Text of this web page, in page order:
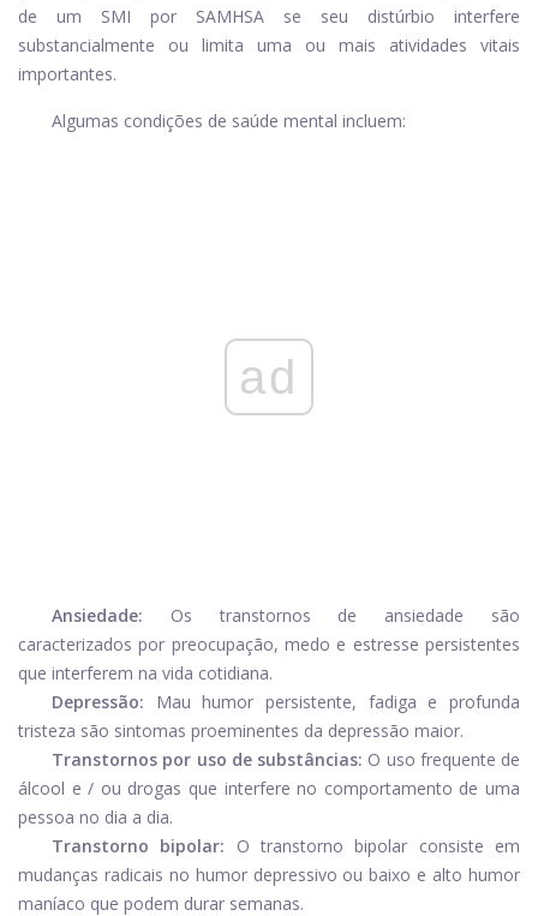
de um SMI por SAMHSA se seu distúrbio interfere
substancialmente ou limita uma ou mais atividades vitais
importantes.
Algumas condições de saúde mental incluem:
ad
Ansiedade: Os transtornos de ansiedade são
caracterizados por preocupação, medo e estresse persistentes
que interferem na vida cotidiana.
Depressão: Mau humor persistente, fadiga e profunda
tristeza são sintomas proeminentes da depressão maior.
Transtornos por uso de substâncias: O uso frequente de
álcool e / ou drogas que interfere no comportamento de uma
pessoa no dia a dia.
Transtorno bipolar: O transtorno bipolar consiste em
mudanças radicais no humor depressivo ou baixo e alto humor
maníaco que podem durar semanas.